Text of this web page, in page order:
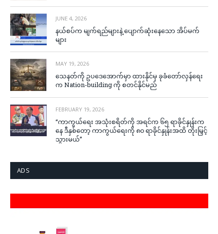
JUNE 4, 2026
နယ်စပ်က မျက်ရည်များနဲ့ ပျောက်ဆုံးနေသော အိပ်မက်
များ
MAY 19, 2026
သေနတ်ကို ဥပဒေအောက်မှာ ထားနိုင်မှ ခုခံတော်လှန်ရေး
က Nation-building ကို စတင်နိုင်မည်
FEBRUARY 19, 2026
“ကာကွယ်ရေး အသုံးစရိတ်ကို အရင်က ၆၅ ရာခိုင်နှုန်းက
နေ ဒီနှစ်တော့ ကာကွယ်ရေးကို ၈၀ ရာခိုင်နှုန်းအထိ တိုးမြှင့်
သွားမယ်”
ADS